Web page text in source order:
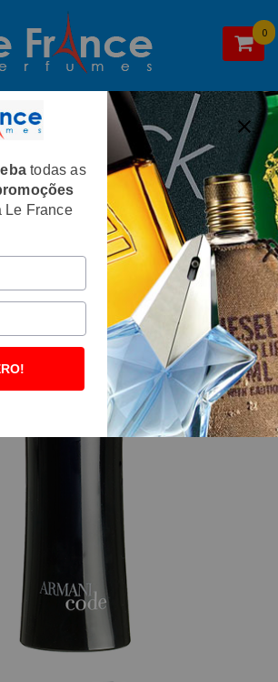
0
Perfumes Masculinos
Masculino Eau de Toilette -
todas as
Le France